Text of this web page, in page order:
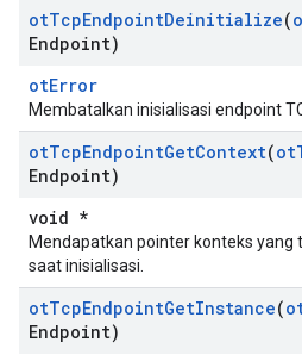
otTcpEndpointDeinitialize(
Endpoint)
otError
Membatalkan inisialisasi endpoint
otTcpEndpointGetContext(ot
Endpoint)
void *
Mendapatkan pointer konteks yang
saat inisialisasi.
otTcpEndpointGetInstance(
Endpoint)